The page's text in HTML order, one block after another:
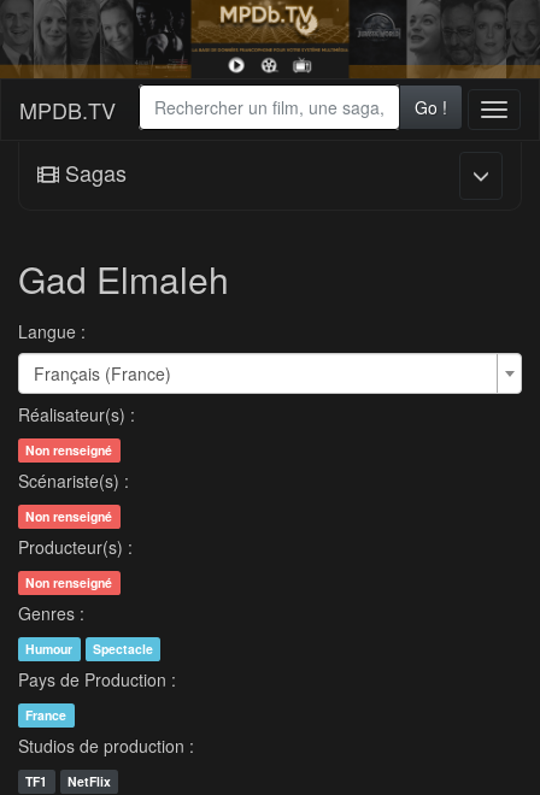
MPDB.TV Go !
Sagas
Gad Elmaleh
Langue :
Français (France)
Réalisateur(s) :
Non renseigné
Scénariste(s) :
Non renseigné
Producteur(s) :
Non renseigné
Genres :
Humour Spectacle
Pays de Production :
France
Studios de production :
TF1 NetFlix